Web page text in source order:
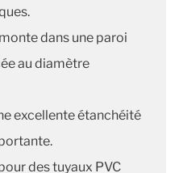
dans une paroi
au diamètre
excellente étanchéité
des tuyaux PVC